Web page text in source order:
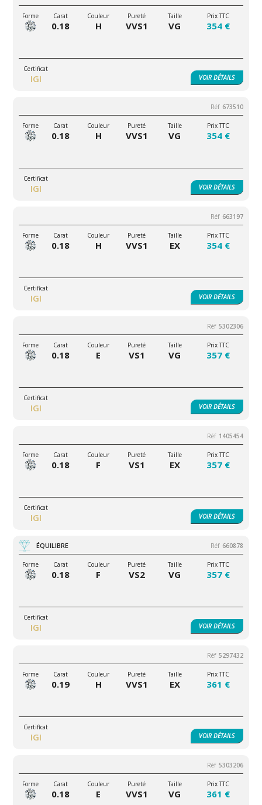
0.18 H VVS1 VG
IGI
354 €
VOIRDÉTAILS
673510
0.18 H VVS1 VG
IGI
354 €
VOIRDÉTAILS
663197
0.18 H VVS1 EX
IGI
354 €
VOIRDÉTAILS
5302306
0.18 E VS1 VG
IGI
357 €
VOIRDÉTAILS
1405454
0.18 F VS1 EX
IGI
357 €
VOIRDÉTAILS
ÉQUILIBRE 660878
0.18 F VS2 VG
IGI
357 €
VOIRDÉTAILS
5297432
0.19 H VVS1 EX
IGI
361 €
VOIRDÉTAILS
5303206
0.18 E VVS1 VG 361 €